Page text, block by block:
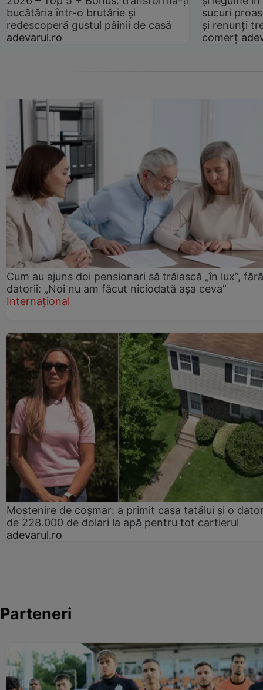
bucătăria într-o brutărie și
redescoperă gustul pâinii de casă
adevarul.ro
sucuri
și renunți
comerț
Cum au ajuns doi pensionari să trăiască „în lux”, fără
datorii: „Noi nu am făcut niciodată așa ceva”
Internațional
Moștenire de coșmar: a primit casa tatălui și o
de 228.000 de dolari la apă pentru tot cartierul
adevarul.ro
Parteneri